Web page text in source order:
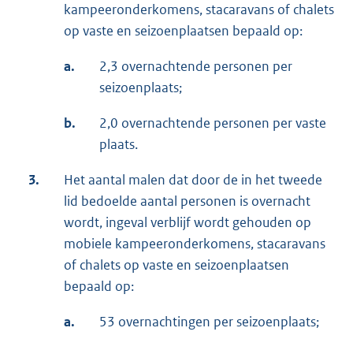
kampeeronderkomens, stacaravans of chalets
op vaste en seizoenplaatsen bepaald op:
a.
2,3 overnachtende personen per
seizoenplaats;
b.
2,0 overnachtende personen per vaste
plaats.
3.
Het aantal malen dat door de in het tweede
lid bedoelde aantal personen is overnacht
wordt, ingeval verblijf wordt gehouden op
mobiele kampeeronderkomens, stacaravans
of chalets op vaste en seizoenplaatsen
bepaald op:
a. 53 overnachtingen per seizoenplaats;